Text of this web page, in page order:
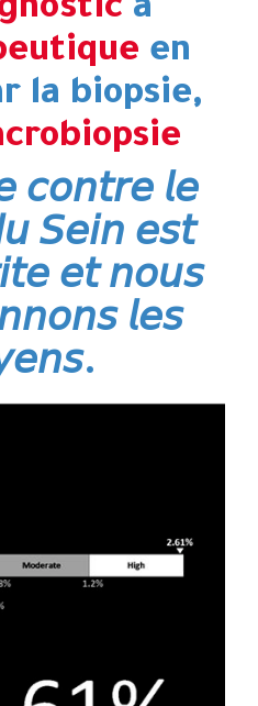
à
en
la biopsie,
𝘤𝘰𝘯𝘵𝘳𝘦 𝘭𝘦
𝘚𝘦𝘪𝘯 𝘦𝘴𝘵
𝘦𝘵 𝘯𝘰𝘶𝘴
𝘭𝘦𝘴